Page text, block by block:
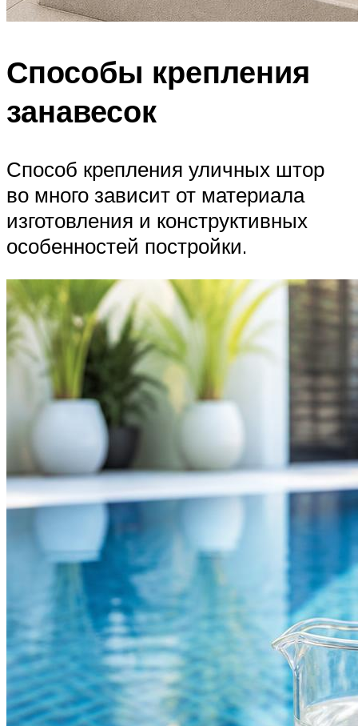
Способы крепления
занавесок
Способ крепления уличных штор
во много зависит от материала
изготовления и конструктивных
особенностей постройки.